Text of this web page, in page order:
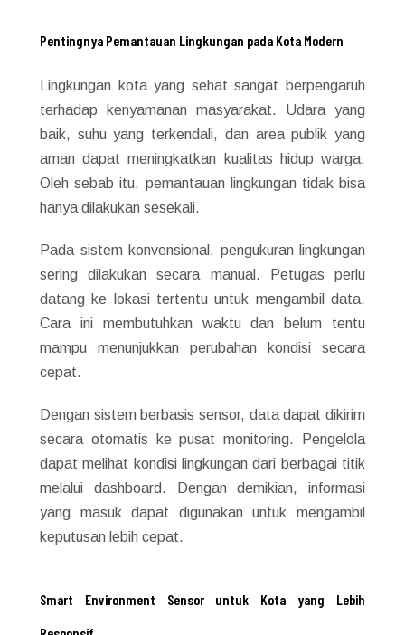
Pentingnya Pemantauan Lingkungan pada Kota Modern
Lingkungan kota yang sehat sangat berpengaruh
terhadap kenyamanan masyarakat. Udara yang
baik, suhu yang terkendali, dan area publik yang
aman dapat meningkatkan kualitas hidup warga.
Oleh sebab itu, pemantauan lingkungan tidak bisa
hanya dilakukan sesekali.
Pada sistem konvensional, pengukuran lingkungan
sering dilakukan secara manual. Petugas perlu
datang ke lokasi tertentu untuk mengambil data.
Cara ini membutuhkan waktu dan belum tentu
mampu menunjukkan perubahan kondisi secara
cepat.
Dengan sistem berbasis sensor, data dapat dikirim
secara otomatis ke pusat monitoring. Pengelola
dapat melihat kondisi lingkungan dari berbagai titik
melalui dashboard. Dengan demikian, informasi
yang masuk dapat digunakan untuk mengambil
keputusan lebih cepat.
Smart Environment Sensor untuk Kota yang Lebih